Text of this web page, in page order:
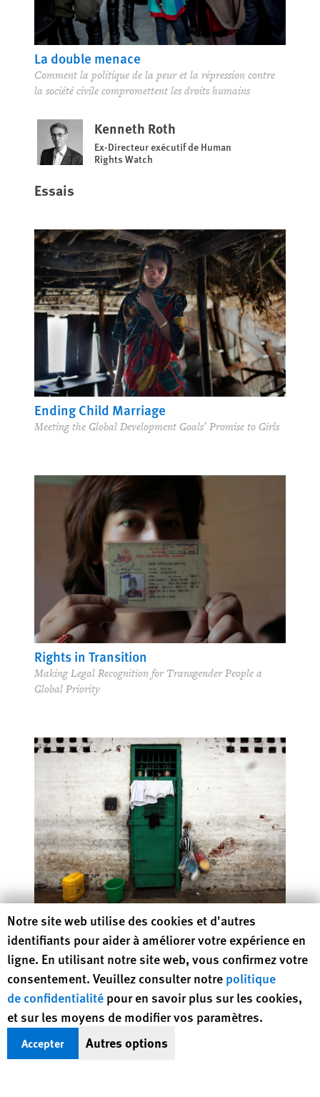
La double menace
Comment la politique de la peur et la répression contre
la société civile compromettent les droits humains
Kenneth Roth
Ex-Directeur exécutif de Human
Rights Watch
Essais
Ending Child Marriage
Meeting the Global Development Goals’ Promise to Girls
Rights in Transition
Making Legal Recognition for Transgender People a
Global Priority
Children Behind Bars
The Global Overuse of Detention of Children
Protéger les droits, sauver des vies
HRW défend les droits humains dans près de
Human Rights Watch cookie preferences
Notre site web utilise des cookies et d'autres
identifiants pour aider à améliorer votre expérience en
ligne. En utilisant notre site web, vous confirmez votre
consentement. Veuillez consulter notre politique
de confidentialité pour en savoir plus sur les cookies,
et sur les moyens de modifier vos paramètres.
Accepter Autres options